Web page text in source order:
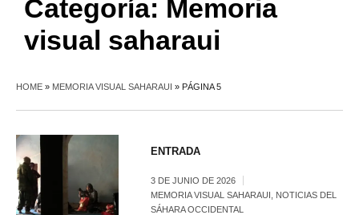
Categoría: Memoria
visual saharaui
HOME » MEMORIA VISUAL SAHARAUI » PÁGINA 5
ENTRADA
3 DE JUNIO DE 2026
MEMORIA VISUAL SAHARAUI
NOTICIAS DEL
SÁHARA OCCIDENTAL